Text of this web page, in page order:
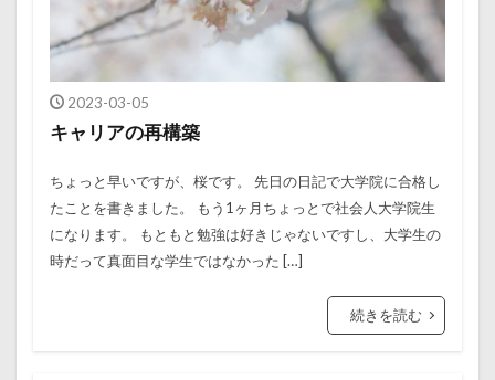
2023-03-05
キャリアの再構築
ちょっと早いですが、桜です。 先日の日記で大学院に合格し
たことを書きました。 もう1ヶ月ちょっとで社会人大学院生
になります。 もともと勉強は好きじゃないですし、大学生の
時だって真面目な学生ではなかった […]
続きを読む